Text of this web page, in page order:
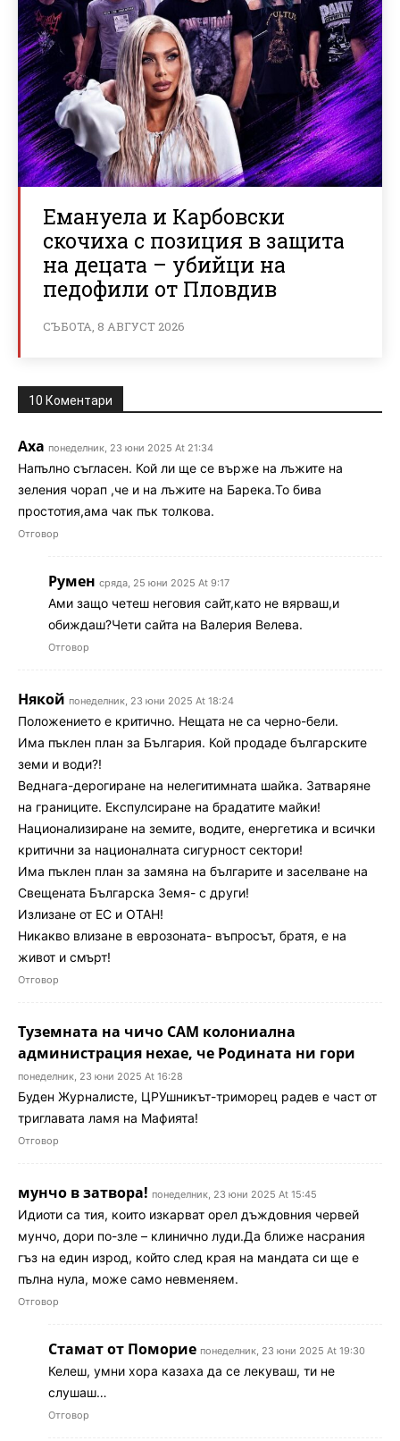
Емануела и Карбовски
скочиха с позиция в защита
на децата – убийци на
педофили от Пловдив
СЪБОТА, 8 АВГУСТ 2026
10 Коментари
Аха понеделник, 23 юни 2025 At 21:34
Напълно съгласен. Кой ли ще се върже на лъжите на
зеления чорап ,че и на лъжите на Барека.То бива
простотия,ама чак пък толкова.
Отговор
Румен сряда, 25 юни 2025 At 9:17
Ами защо четеш неговия сайт,като не вярваш,и
обиждаш?Чети сайта на Валерия Велева.
Отговор
Някой понеделник, 23 юни 2025 At 18:24
Положението е критично. Нещата не са черно-бели.
Има пъклен план за България. Кой продаде българските
земи и води?!
Веднага-дерогиране на нелегитимната шайка. Затваряне
на границите. Експулсиране на брадатите майки!
Национализиране на земите, водите, енергетика и всички
критични за националната сигурност сектори!
Има пъклен план за замяна на българите и заселване на
Свещената Българска Земя- с други!
Излизане от ЕС и ОТАН!
Никакво влизане в еврозоната- въпросът, братя, е на
живот и смърт!
Отговор
Туземната на чичо САМ колониална
администрация нехае, че Родината ни гори
понеделник, 23 юни 2025 At 16:28
Буден Журналисте, ЦРУшникът-триморец радев е част от
триглавата ламя на Мафията!
Отговор
мунчо в затвора! понеделник, 23 юни 2025 At 15:45
Идиоти са тия, които изкарват орел дъждовния червей
мунчо, дори по-зле – клинично луди.Да ближе насрания
гъз на един изрод, който след края на мандата си ще е
пълна нула, може само невменяем.
Отговор
Стамат от Поморие понеделник, 23 юни 2025 At 19:30
Келеш, умни хора казаха да се лекуваш, ти не
слушаш…
Отговор